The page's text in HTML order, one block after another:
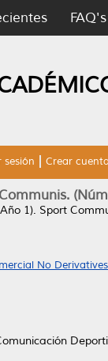
FAQ's
sesión Crear cuenta
1). Sport
No Derivatives